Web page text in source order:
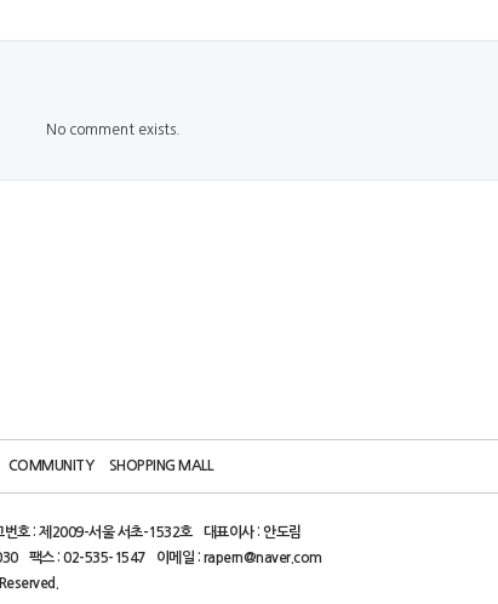
No comment exists.
COMMUNITY SHOPPING MALL
번호 : 제2009-서울 서초-1532호
대표이사 : 안도림
팩스 : 02-535-1547
이메일 : rapern@naver.com